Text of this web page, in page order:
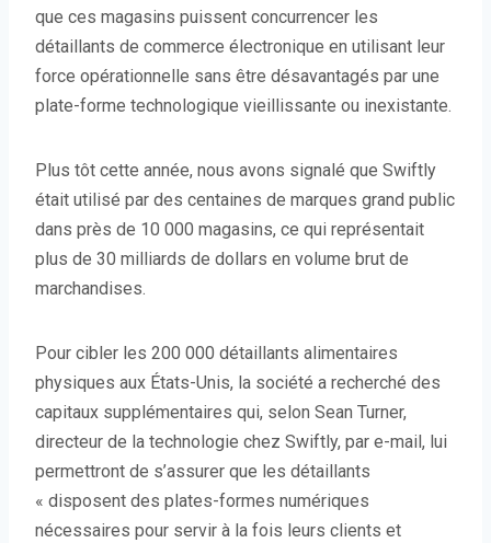
que ces magasins puissent concurrencer les
détaillants de commerce électronique en utilisant leur
force opérationnelle sans être désavantagés par une
plate-forme technologique vieillissante ou inexistante.
Plus tôt cette année, nous avons signalé que Swiftly
était utilisé par des centaines de marques grand public
dans près de 10 000 magasins, ce qui représentait
plus de 30 milliards de dollars en volume brut de
marchandises.
Pour cibler les 200 000 détaillants alimentaires
physiques aux États-Unis, la société a recherché des
capitaux supplémentaires qui, selon Sean Turner,
directeur de la technologie chez Swiftly, par e-mail, lui
permettront de s’assurer que les détaillants
« disposent des plates-formes numériques
nécessaires pour servir à la fois leurs clients et